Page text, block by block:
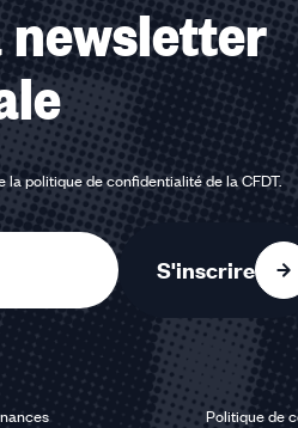
newsletter
lapolitique de confidentialité de la CFDT.
S'inscrire
Politique de